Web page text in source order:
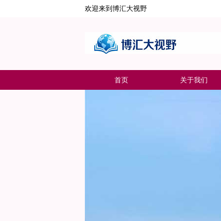
欢迎来到博汇大视野
首页 关于我们